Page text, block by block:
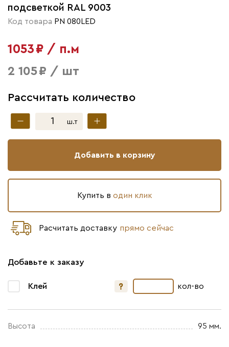
Высота 95 мм.
подсветкой RAL 9003
Код товара PN 080LED
1053 ₽ / п.м
2 105 ₽ / шт
Рассчитать количество
ш.т
Добавить в корзину
Купить в один клик
Расчитать доставку прямо сейчас
Добавьте к заказу
Клей кол-во